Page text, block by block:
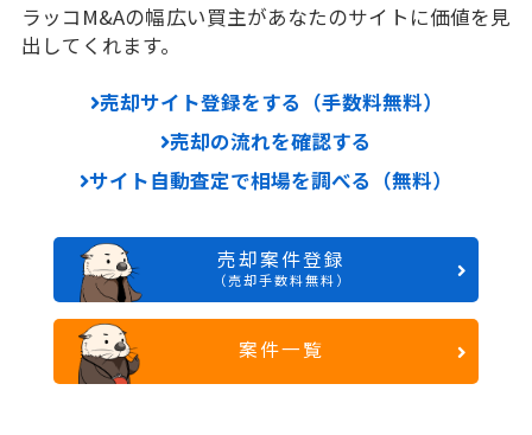
ラッコM&Aの幅広い買主があなたのサイトに価値を見
出してくれます。
売却サイト登録をする（手数料無料）
売却の流れを確認する
サイト自動査定で相場を調べる（無料）
売却案件登録
（売却手数料無料）
案件一覧